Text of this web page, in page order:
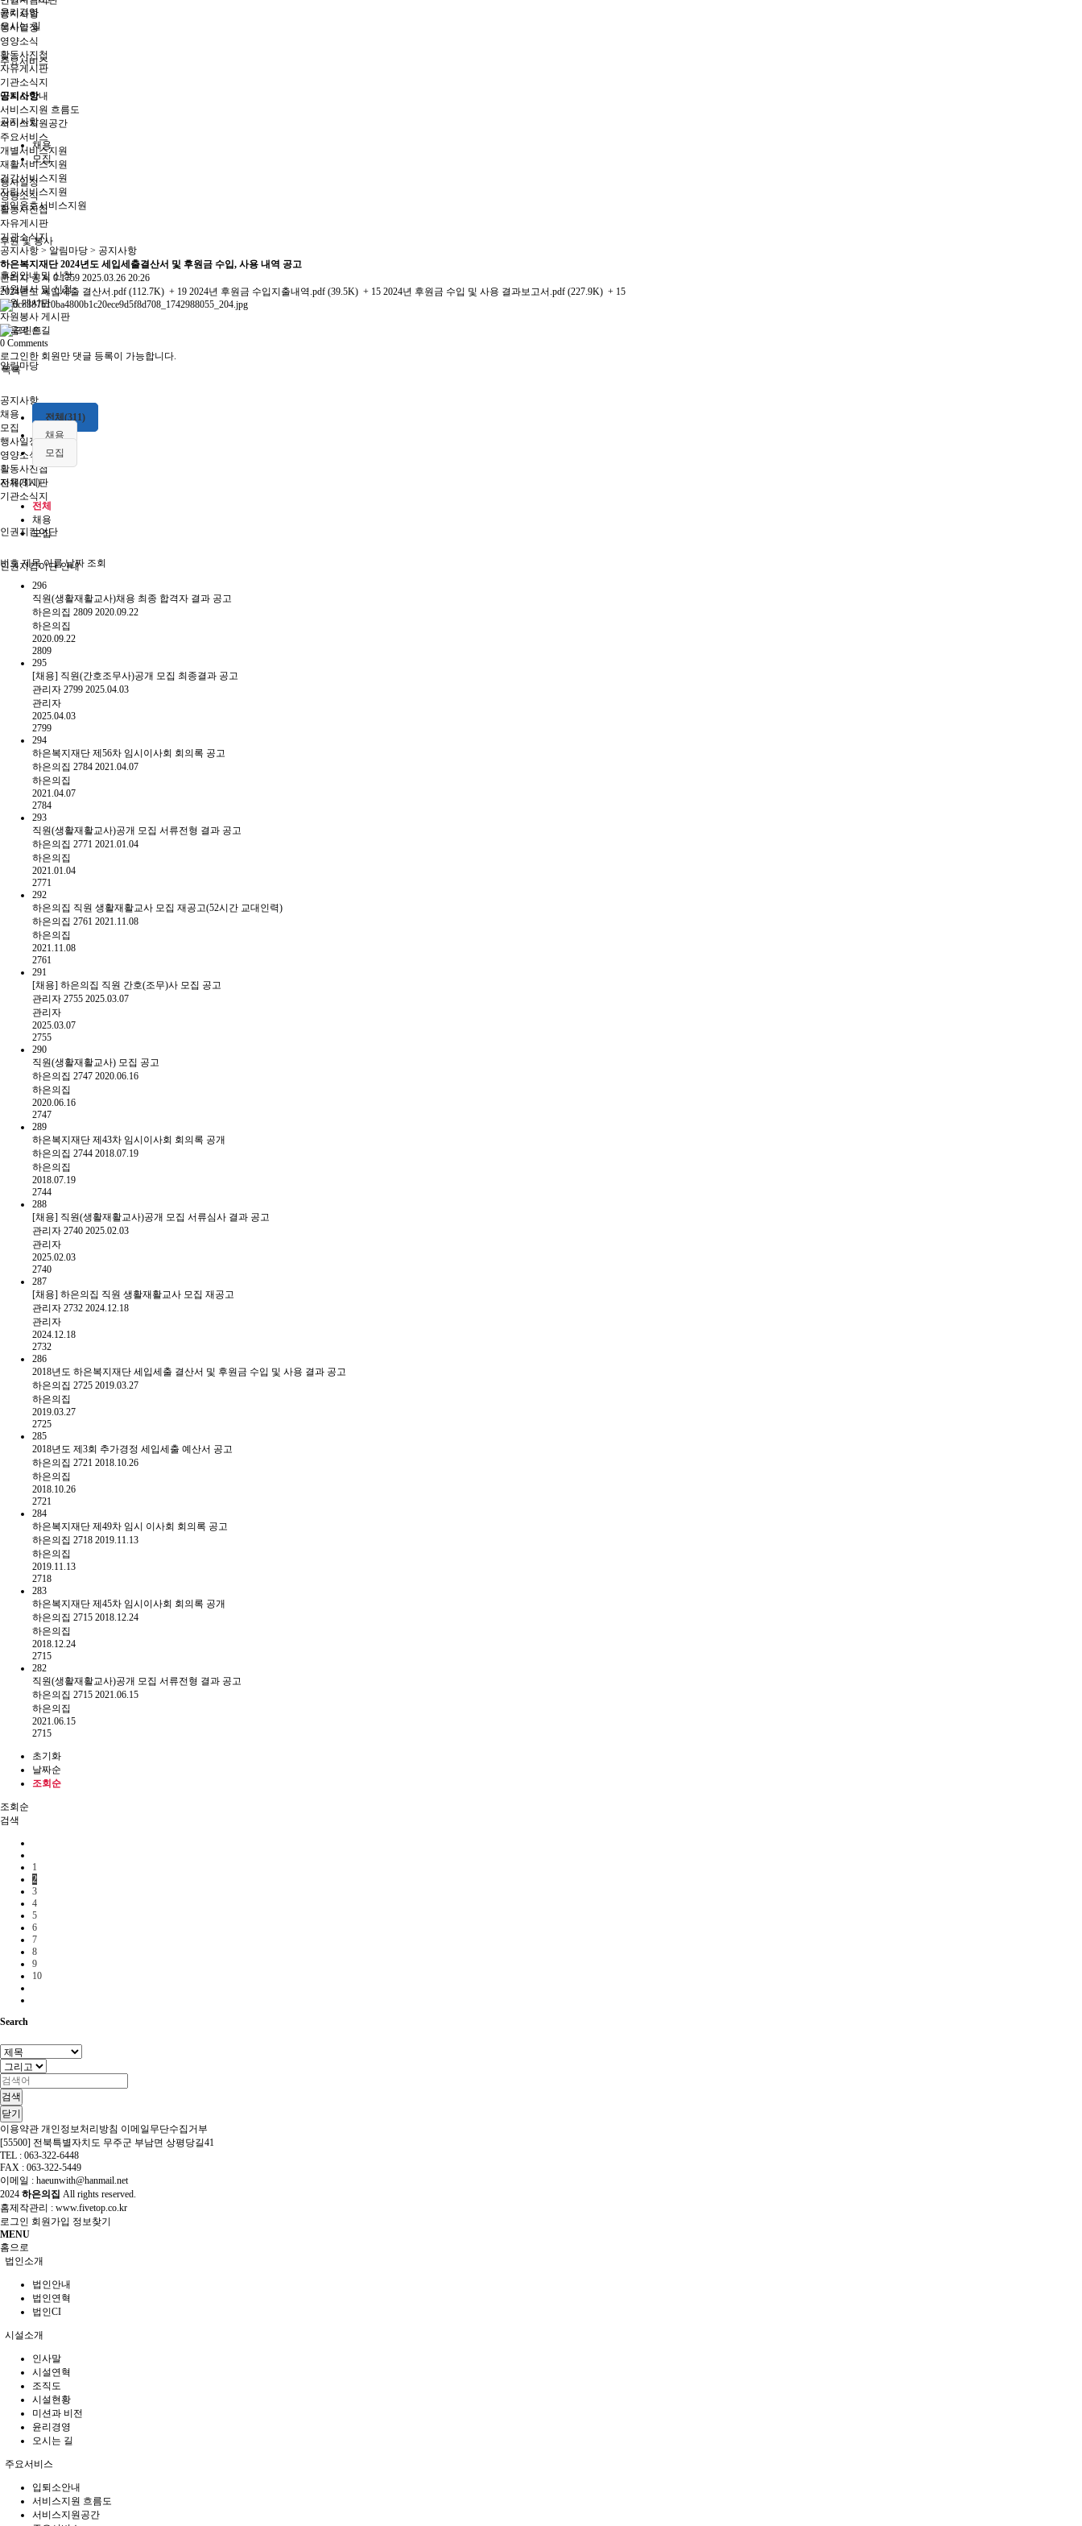
윤리경영
오시는 길
주요서비스
입퇴소안내
서비스지원 흐름도
서비스지원공간
주요서비스
개별서비스지원
재활서비스지원
건강서비스지원
자립서비스지원
권익옹호서비스지원
후원 및 봉사
후원안내 및 신청
자원봉사 및 신청
후원 게시판
자원봉사 게시판
도움의 손길
알림마당
공지사항
채용
모집
행사일정
영양소식
활동사진첩
자유게시판
기관소식지
인권지킴이단
인권지킴이단 안내
공지사항
행사일정
영양소식
활동사진첩
자유게시판
기관소식지
공지사항
공지사항
채용
모집
행사일정
영양소식
활동사진첩
자유게시판
기관소식지
공지사항 > 알림마당 > 공지사항
하은복지재단 2024년도 세입세출결산서 및 후원금 수입, 사용 내역 공고
관리자 공지 01759 2025.03.26 20:26
2024년도 세입세출 결산서.pdf (112.7K) + 19 2024년 후원금 수입지출내역.pdf (39.5K) + 15 2024년 후원금 수입 및 사용 결과보고서.pdf (227.9K) + 15
0 Comments
로그인한 회원만 댓글 등록이 가능합니다.
목록
전체(311)
채용
모집
전체(311)
전체
채용
모집
번호 제목 이름 날짜 조회
296
직원(생활재활교사)채용 최종 합격자 결과 공고
하은의집 2809 2020.09.22
하은의집
2020.09.22
2809
295
[채용] 직원(간호조무사)공개 모집 최종결과 공고
관리자 2799 2025.04.03
관리자
2025.04.03
2799
294
하은복지재단 제56차 임시이사회 회의록 공고
하은의집 2784 2021.04.07
하은의집
2021.04.07
2784
293
직원(생활재활교사)공개 모집 서류전형 결과 공고
하은의집 2771 2021.01.04
하은의집
2021.01.04
2771
292
하은의집 직원 생활재활교사 모집 재공고(52시간 교대인력)
하은의집 2761 2021.11.08
하은의집
2021.11.08
2761
291
[채용] 하은의집 직원 간호(조무)사 모집 공고
관리자 2755 2025.03.07
관리자
2025.03.07
2755
290
직원(생활재활교사) 모집 공고
하은의집 2747 2020.06.16
하은의집
2020.06.16
2747
289
하은복지재단 제43차 임시이사회 회의록 공개
하은의집 2744 2018.07.19
하은의집
2018.07.19
2744
288
[채용] 직원(생활재활교사)공개 모집 서류심사 결과 공고
관리자 2740 2025.02.03
관리자
2025.02.03
2740
287
[채용] 하은의집 직원 생활재활교사 모집 재공고
관리자 2732 2024.12.18
관리자
2024.12.18
2732
286
2018년도 하은복지재단 세입세출 결산서 및 후원금 수입 및 사용 결과 공고
하은의집 2725 2019.03.27
하은의집
2019.03.27
2725
285
2018년도 제3회 추가경정 세입세출 예산서 공고
하은의집 2721 2018.10.26
하은의집
2018.10.26
2721
284
하은복지재단 제49차 임시 이사회 회의록 공고
하은의집 2718 2019.11.13
하은의집
2019.11.13
2718
283
하은복지재단 제45차 임시이사회 회의록 공개
하은의집 2715 2018.12.24
하은의집
2018.12.24
2715
282
직원(생활재활교사)공개 모집 서류전형 결과 공고
하은의집 2715 2021.06.15
하은의집
2021.06.15
2715
초기화
날짜순
조회순
조회순
검색
1
2
3
4
5
6
7
8
9
10
Search
검색
닫기
이용약관 개인정보처리방침 이메일무단수집거부
[55500] 전북특별자치도 무주군 부남면 상평당길41
TEL : 063-322-6448
FAX : 063-322-5449
이메일 : haeunwith@hanmail.net
2024 하은의집 All rights reserved.
홈제작관리 : www.fivetop.co.kr
로그인 회원가입 정보찾기
MENU
홈으로
법인소개
법인안내
법인연혁
법인CI
시설소개
인사말
시설연혁
조직도
시설현황
미션과 비전
윤리경영
오시는 길
주요서비스
입퇴소안내
서비스지원 흐름도
서비스지원공간